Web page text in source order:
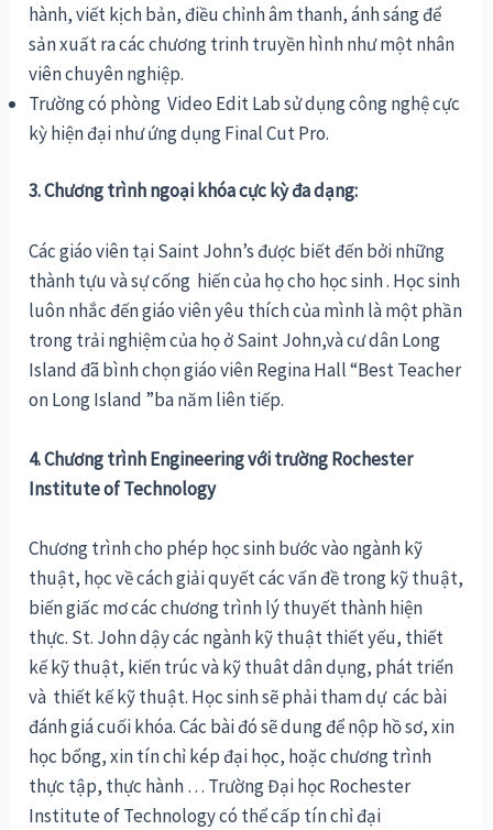
hành, viết kịch bản, điều chỉnh âm thanh, ánh sáng để
sản xuất ra các chương trinh truyền hình như một nhân
viên chuyên nghiệp.
Trường có phòng Video Edit Lab sử dụngcông nghệ cực
kỳ hiện đại như ứng dụng Final Cut Pro.
3. Chương trình ngoại khóa cực kỳ đa dạng:
Các giáo viên tại Saint John’s được biết đến bởi những
thành tựu và sự cống hiến của họ cho học sinh . Học sinh
luôn nhắc đến giáo viên yêu thích của mình là một phần
trong trải nghiệm của họ ở Saint John,và cư dân Long
Island đã bình chọn giáo viên Regina Hall “Best Teacher
on Long Island ”ba năm liên tiếp.
4. Chương trình Engineering với trường Rochester
Institute of Technology
Chương trình cho phép học sinh bước vào ngành kỹ
thuật, học về cách giải quyết các vấn đề trong kỹ thuật,
biến giấc mơ các chương trình lý thuyết thành hiện
thực. St. John dậy các ngành kỹ thuật thiết yếu, thiết
kế kỹ thuật, kiến trúc và kỹ thuât dân dụng, phát triển
và thiết kế kỹ thuật. Học sinh sẽ phải tham dự các bài
đánh giá cuối khóa. Các bài đó sẽ dung để nộp hồ sơ, xin
học bổng, xin tín chỉ kép đại học, hoặc chương trình
thực tập, thực hành … Trường Đại học Rochester
Institute of Technology có thể cấp tín chỉ đại